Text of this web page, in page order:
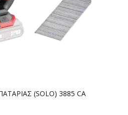
(SOLO) 3885 CA